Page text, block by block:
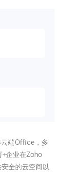
云端Office，多
企业在Zoho
全的云空间以